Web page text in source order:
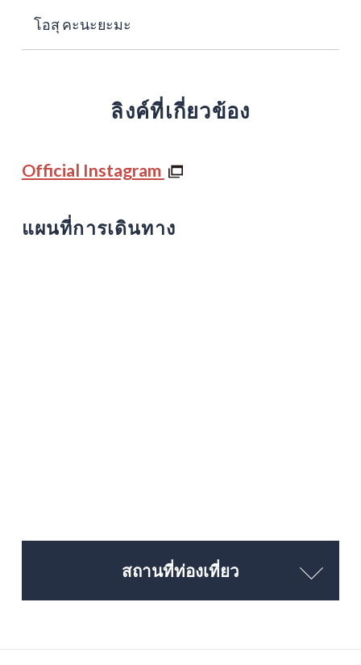
โอสุ คะนะยะมะ
ลิงค์ที่เกี่ยวข้อง
Official Instagram
แผนที่การเดินทาง
สถานที่ท่องเที่ยว